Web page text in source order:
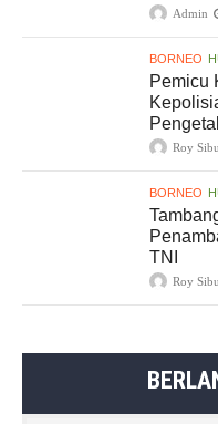
Admin
BORNEO
Pemicu
Roy
BORNEO
TNI
Roy